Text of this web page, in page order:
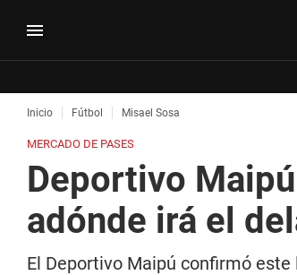
Inicio Fútbol Misael Sosa
MERCADO DE PASES
Deportivo
adónde irá el
El Deportivo Maipú confirmó